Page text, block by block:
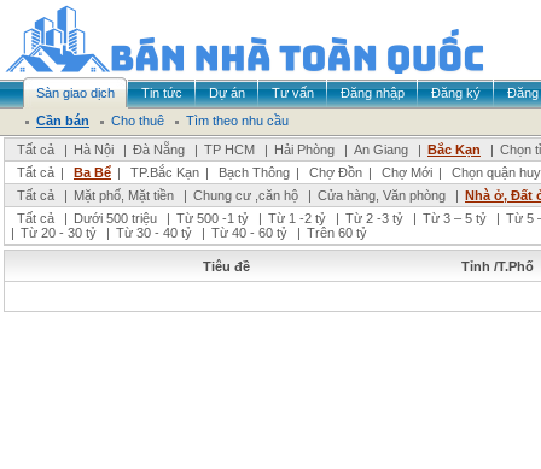
Sàn giao dịch Tin tức Dự án Tư vấn Đăng nhập Đăng ký
Đăng
Cần bán
Cho thuê
Tìm theo nhu cầu
Tất cả
| Hà Nội | Đà Nẵng | TP HCM | Hải Phòng | An Giang | Bắc Kạn | Chọn
Tất cả | Ba Bể | TP.Bắc Kạn | Bạch Thông | Chợ Đồn | Chợ Mới |
Chọn quận
Tất cả
| Mặt phố, Mặt tiền | Chung cư ,căn hộ | Cửa hàng, Văn phòng | Nhà ở, Đất
Tất cả
| Dưới 500 triệu | Từ 500 -1 tỷ | Từ 1 -2 tỷ | Từ 2 -3 tỷ | Từ 3 – 5 tỷ | Từ 5
| Từ 20 - 30 tỷ | Từ 30 - 40 tỷ | Từ 40 - 60 tỷ | Trên 60 tỷ
Tiêu đề Tỉnh /T.Phố